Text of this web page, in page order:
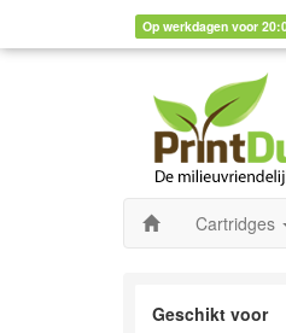
Op werkdagen voor
Cartridges
Geschikt voor